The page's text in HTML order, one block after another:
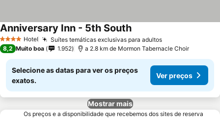
4 EstrelasHotel Suítes temáticas exclusivas para adultos
Anniversary Inn - 5th South
8,2 Muito boa 1.952 a 2.8 km de Mormon Tabernacle Choir
Selecione as datas para ver os preços
exatos.
Ver preços
Mostrar mais
Os preços e a disponibilidade que recebemos dos sites de reserva